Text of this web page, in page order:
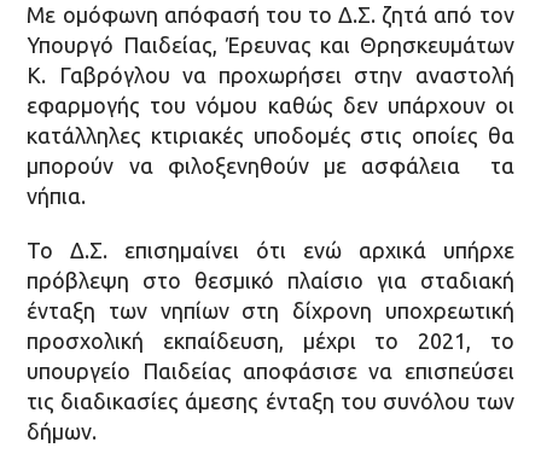
Με ομόφωνη απόφασή του το Δ.Σ. ζητά από τον
Υπουργό Παιδείας, Έρευνας και Θρησκευμάτων
Κ. Γαβρόγλου να προχωρήσει στην αναστολή
εφαρμογής του νόμου καθώς δεν υπάρχουν οι
κατάλληλες κτιριακές υποδομές στις οποίες θα
μπορούν να φιλοξενηθούν με ασφάλεια τα
νήπια.
Το Δ.Σ. επισημαίνει ότι ενώ αρχικά υπήρχε
πρόβλεψη στο θεσμικό πλαίσιο για σταδιακή
ένταξη των νηπίων στη δίχρονη υποχρεωτική
προσχολική εκπαίδευση, μέχρι το 2021, το
υπουργείο Παιδείας αποφάσισε να επισπεύσει
τις διαδικασίες άμεσης ένταξη του συνόλου των
δήμων.